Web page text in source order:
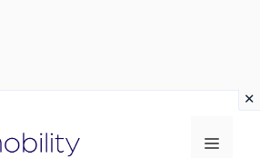
Menu